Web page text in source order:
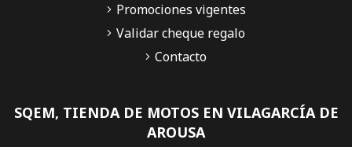
SQEM, TIENDA DE MOTOS EN VILAGARCÍA DE
AROUSA
Promociones vigentes
Validar cheque regalo
Contacto